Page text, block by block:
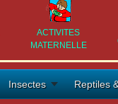
ACTIVITES
MATERNELLE
Insectes Reptiles